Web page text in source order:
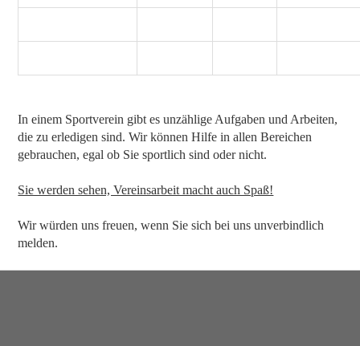
In einem Sportverein gibt es unzählige Aufgaben und Arbeiten,
die zu erledigen sind. Wir können Hilfe in allen Bereichen
gebrauchen, egal ob Sie sportlich sind oder nicht.
Sie werden sehen, Vereinsarbeit macht auch Spaß!
Wir würden uns freuen, wenn Sie sich bei uns unverbindlich
melden.